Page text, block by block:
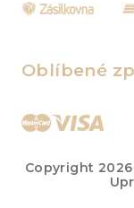
Oblíbené
Copyright 2026